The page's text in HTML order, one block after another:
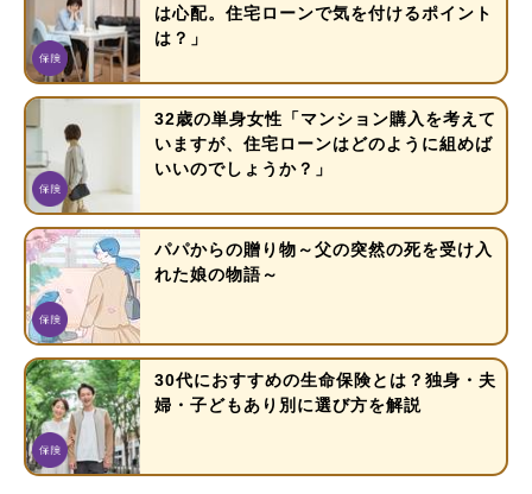
は心配。住宅ローンで気を付けるポイント
は？」
32歳の単身女性「マンション購入を考えて
いますが、住宅ローンはどのように組めば
いいのでしょうか？」
パパからの贈り物～父の突然の死を受け入
れた娘の物語～
30代におすすめの生命保険とは？独身・夫
婦・子どもあり別に選び方を解説